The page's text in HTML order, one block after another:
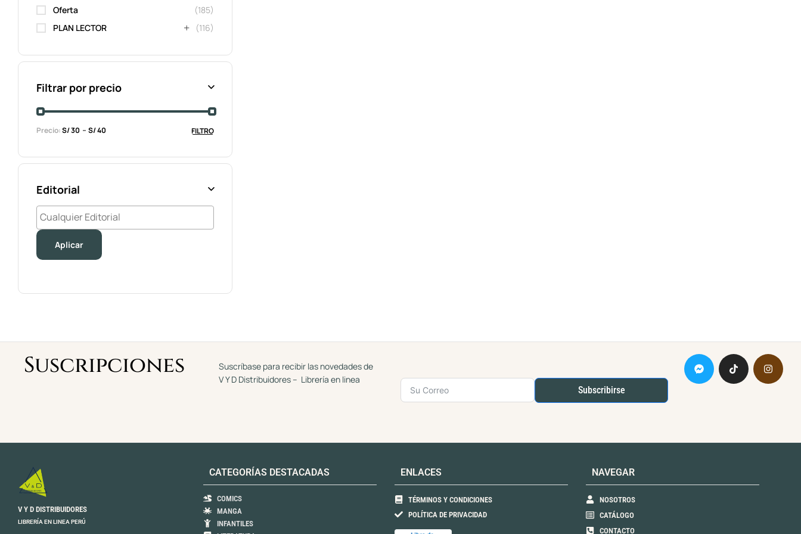
Oferta
(185)
PLAN LECTOR
(116)
Filtrar por precio
FILTRO
Precio:S/ 30 S/ 40
Editorial
Aplicar
Suscripciones
Suscríbase para recibir las novedades de
V Y D Distribuidores – Librería en linea
Subscribirse
V Y D DISTRIBUIDORES
LIBRERÍA EN LINEA PERÚ
CATEGORÍAS DESTACADAS
COMICS
MANGA
INFANTILES
ENLACES
TÉRMINOS Y CONDICIONES
POLÍTICA DE PRIVACIDAD
NAVEGAR
NOSOTROS
CATÁLOGO
CONTACTO